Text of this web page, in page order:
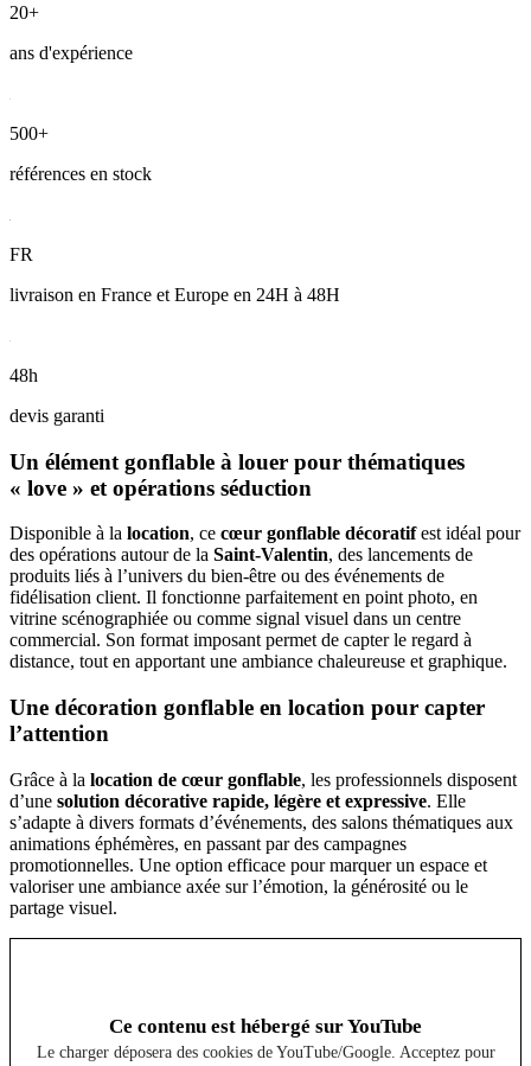
20+
ans d'expérience
500+
références en stock
FR
livraison en France et Europe en 24H à 48H
48h
devis garanti
Un élément gonflable à louer pour thématiques
« love » et opérations séduction
Disponible à la location, ce cœur gonflable décoratifest idéal pour
des opérations autour de la Saint-Valentin, des lancements de
produits liés à l’univers du bien-être ou des événements de
fidélisation client. Il fonctionne parfaitement en point photo, en
vitrine scénographiée ou comme signal visuel dans un centre
commercial. Son format imposant permet de capter le regard à
distance, tout en apportant une ambiance chaleureuse et graphique.
Une décoration gonflable en location pour capter
l’attention
Grâce à la location de cœur gonflable, les professionnels disposent
d’une solution décorative rapide, légère et expressive. Elle
s’adapte à divers formats d’événements, des salons thématiques aux
animations éphémères, en passant par des campagnes
promotionnelles. Une option efficace pour marquer un espace et
valoriser une ambiance axée sur l’émotion, la générosité ou le
partage visuel.
Ce contenu est hébergé sur YouTube
Le charger déposera des cookies de YouTube/Google. Acceptez pour